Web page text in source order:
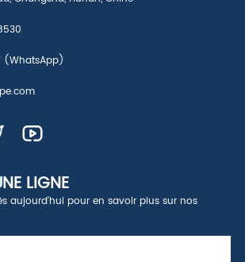
(WhatsApp)
LIGNE
aujourd'hui pour en savoir plus sur nos